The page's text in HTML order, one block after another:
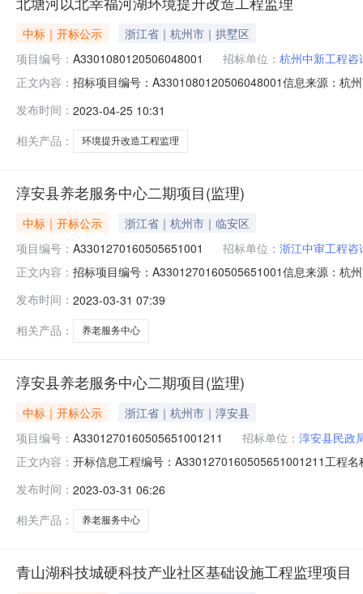
中标｜开标公示
浙江省｜杭州市｜拱墅区
项目编号： A3301080120506048001 招标单位： 杭州中新工程
正文内容： 招标项目编号：A3301080120506048001信息来源：杭
陷责任期为730历天，共计1030天。，投标保证金额：2
发布时间： 2023-04-25 10:31
相关产品：
环境提升改造工程监理
淳安县养老服务中心二期项目(监理)
中标｜开标公示
浙江省｜杭州市｜临安区
项目编号： A3301270160505651001 招标单位： 浙江中审工程咨
正文内容： 招标项目编号：A3301270160505651001信息来源：杭
以招标人发出的通知单为准），投标保证金额：3，投标
发布时间： 2023-03-31 07:39
相关产品：
养老服务中心
淳安县养老服务中心二期项目(监理)
中标｜开标公示
浙江省｜杭州市｜淳安县
项目编号： A3301270160505651001211 招标单位： 淳安县民政
正文内容： 开标信息工程编号：A3301270160505651001211工程
开标情况备注保证金金额(万元)70B347DE-47C6-46A9-
发布时间： 2023-03-31 06:26
相关产品：
养老服务中心
青山湖科技城硬科技产业社区基础设施工程监理项目